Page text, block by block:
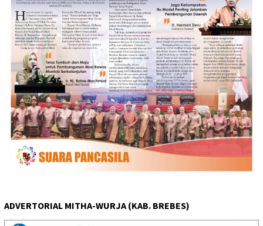
ADVERTORIAL MITHA-WURJA (KAB. BREBES)